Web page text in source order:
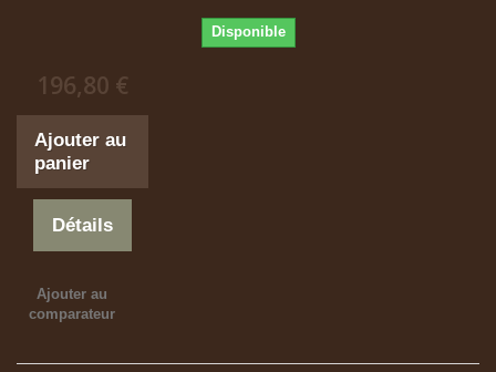
Disponible
196,80 €
Ajouter au
panier
Détails
Ajouter au
comparateur